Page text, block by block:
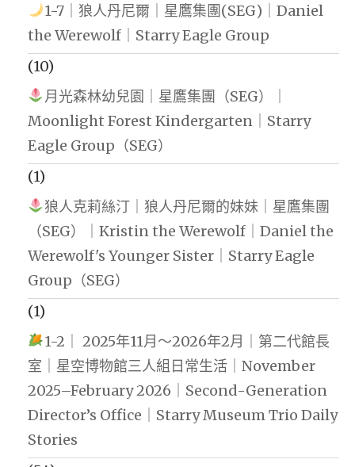
1-7｜狼人丹尼爾｜星鷹集團(SEG)｜Daniel
the Werewolf｜Starry Eagle Group
(10)
月光森林幼兒園｜星鷹集團（SEG）｜
Moonlight Forest Kindergarten｜Starry
Eagle Group（SEG）
(1)
狼人克莉絲汀｜狼人丹尼爾的妹妹｜星鷹集團
（SEG）｜Kristin the Werewolf｜Daniel the
Werewolf's Younger Sister｜Starry Eagle
Group（SEG）
(1)
1-2｜ 2025年11月～2026年2月｜第二代館長
室｜星空博物館三人組日常生活｜November
2025–February 2026｜Second-Generation
Director’s Office｜Starry Museum Trio Daily
Stories